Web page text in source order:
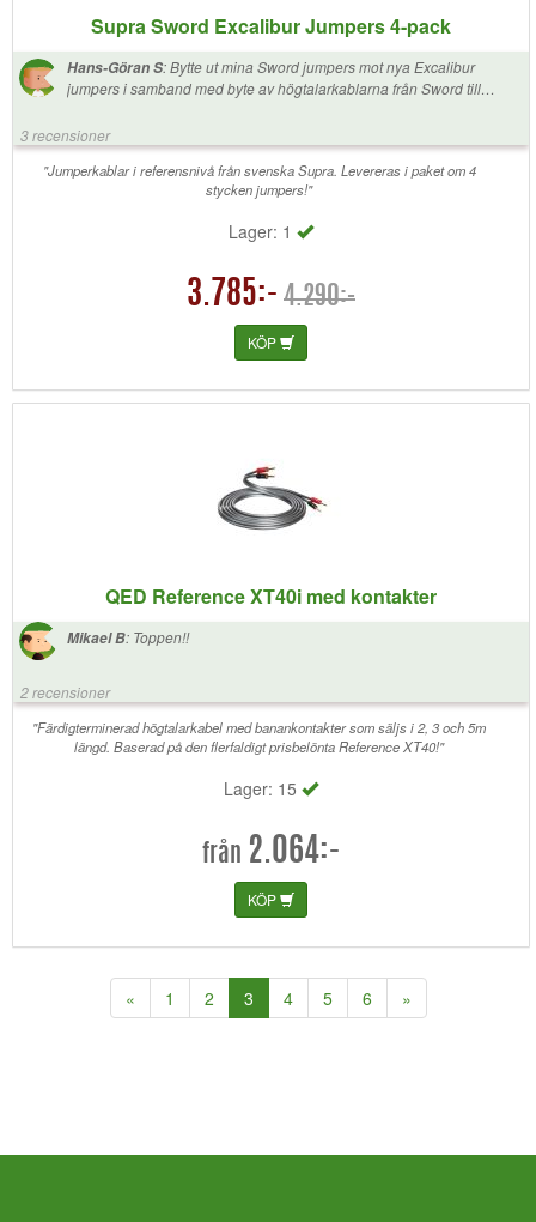
Supra Sword Excalibur Jumpers 4-pack
Hans-Göran S:Bytte ut mina Sword jumpers mot nya Excalibur
jumpers i samband med byte av högtalarkablarna från Sword till
kablar förra gången. Lyftet denna gång är minst lika stort. Enormt bra
kablar, kan verkligen rekommendera dem
3 recensioner
"Jumperkablar i referensnivå från svenska Supra. Levereras i paket om 4
stycken jumpers!"
Lager: 1
3.785:- 4.290:-
KÖP
QED Reference XT40i med kontakter
Mikael B: Toppen!!
2 recensioner
"Färdigterminerad högtalarkabel med banankontakter som säljs i 2, 3 och 5m
längd. Baserad på den flerfaldigt prisbelönta Reference XT40!"
Lager: 15
från 2.064:-
KÖP
« 1 2 3(current)
4 5 6 »